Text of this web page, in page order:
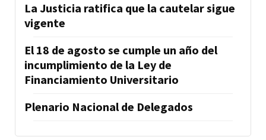
La Justicia ratifica que la cautelar sigue
vigente
El 18 de agosto se cumple un año del
incumplimiento de la Ley de
Financiamiento Universitario
Plenario Nacional de Delegados